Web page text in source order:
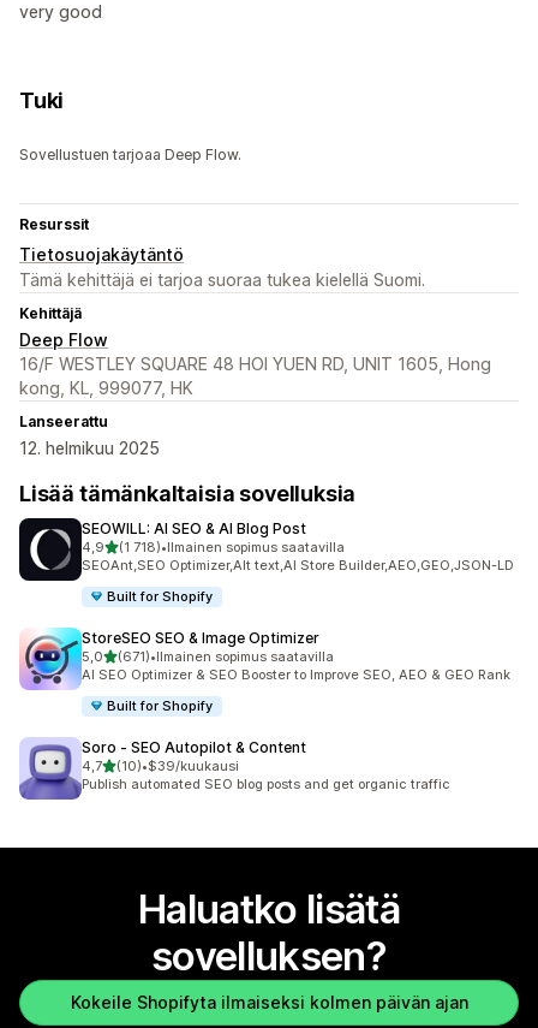
very good
Tuki
Sovellustuen tarjoaa Deep Flow.
Resurssit
Tietosuojakäytäntö
Tämä kehittäjä ei tarjoa suoraa tukea kielellä Suomi.
Kehittäjä
Deep Flow
16/F WESTLEY SQUARE 48 HOI YUEN RD, UNIT 1605, Hong
kong, KL, 999077, HK
Lanseerattu
12. helmikuu 2025
Lisää tämänkaltaisia sovelluksia
SEOWILL: AI SEO & AI Blog Post
4,9/ 5 tähteä
(1 718)
1718 arvostelua yhteensä
•Ilmainen sopimus saatavilla
SEOAnt,SEO Optimizer,Alt text,AI Store Builder,AEO,GEO,JSON-LD
Built for Shopify
StoreSEO SEO & Image Optimizer
5,0/ 5 tähteä
(671)
671 arvostelua yhteensä
•Ilmainen sopimus saatavilla
AI SEO Optimizer & SEO Booster to Improve SEO, AEO & GEO Rank
Built for Shopify
Soro ‑ SEO Autopilot & Content
4,7/ 5 tähteä
(10)
10 arvostelua yhteensä
•$39/kuukausi
Publish automated SEO blog posts and get organic traffic
Haluatko lisätä
sovelluksen?
Kokeile Shopifyta ilmaiseksi kolmen päivän ajan